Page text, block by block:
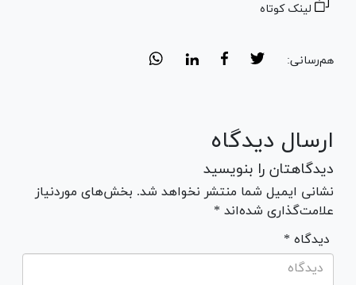
لینک کوتاه
هم‌رسانی:
ارسال دیدگاه
دیدگاهتان را بنویسید
نشانی ایمیل شما منتشر نخواهد شد. بخش‌های موردنیاز
علامت‌گذاری شده‌اند *
* دیدگاه